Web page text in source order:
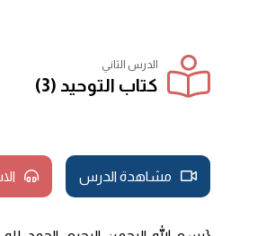
الدرس الثاني
كتاب التوحيد (3)
مشاهدة الدرس